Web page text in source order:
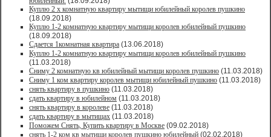
Куплю 2 х комнатную квартиру мытищи юбилейный королев пушкино
(18.09.2018)
Куплю 1-2 комнатную квартиру мытищи королев юбилейный пушкино
(18.09.2018)
Сдается 1комнатная квартира (13.06.2018)
Куплю 1-2 комнатную квартиру мытищи королев юбилейный пушкино
(11.03.2018)
Сниму 2 комнатную кв юбилейный мытищи королев пушкино (11.03.2018)
Сниму 1 ком квартиру королев мытищи юбилейный пушкино (11.03.2018)
снять квартиру в пушкино (11.03.2018)
сдать квартиру в юбилейном (11.03.2018)
снять квартиру в королеве (11.03.2018)
сдать квартиру в мытищах (11.03.2018)
Поможем Снять, Купить квартиру в Москве (09.02.2018)
снять 1-2 ком кв мытищи королев пушкино юбилейный (02.02.2018)